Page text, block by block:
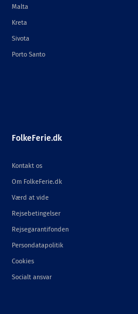
Malta
Kreta
Sivota
Porto Santo
FolkeFerie.dk
Kontakt os
Om FolkeFerie.dk
Værd at vide
Rejsebetingelser
Rejsegarantifonden
Persondatapolitik
Cookies
Socialt ansvar